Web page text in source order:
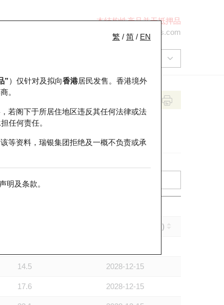
本结构性产品并无抵押品
ol-hkwarrants@ubs.com
繁 / 简 / EN
”）仅针对及拟向香港居民发售。香港境外
。
若阁下于所居住地区违反其任何法律或法
任何责任。
等资料，瑞银集团拒绝及一概不负责或承
明及条款。
到期日 (年-月-日)
14.5 2028-12-15
17.6 2028-12-15